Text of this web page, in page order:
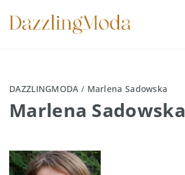
DAZZLINGMODA / Marlena Sadowska
Marlena Sadowska